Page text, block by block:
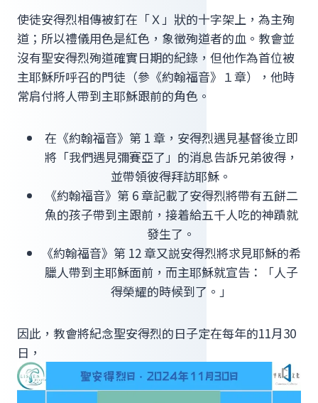
使徒安得烈相傳被釘在「Ｘ」狀的十字架上，為主殉
道；所以禮儀用色是紅色，象徵殉道者的血。教會並
沒有聖安得烈殉道確實日期的紀錄，但他作為首位被
主耶穌所呼召的門徒（參《約翰福音》１章），他時
常肩付將人帶到主耶穌跟前的角色。
在《約翰福音》第 1 章，安得烈遇見基督後立即
將「我們遇見彌賽亞了」的消息告訴兄弟彼得，
並帶領彼得拜訪耶穌。
《約翰福音》第 6 章記載了安得烈將帶有五餅二
魚的孩子帶到主跟前，接着給五千人吃的神蹟就
發生了。
《約翰福音》第 12 章又説安得烈將求見耶穌的希
臘人帶到主耶穌面前，而主耶穌就宣告：「人子
得榮耀的時候到了。」
因此，教會將紀念聖安得烈的日子定在每年的11月30
日，